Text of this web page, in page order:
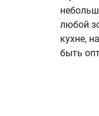
любой
кухне,
быть